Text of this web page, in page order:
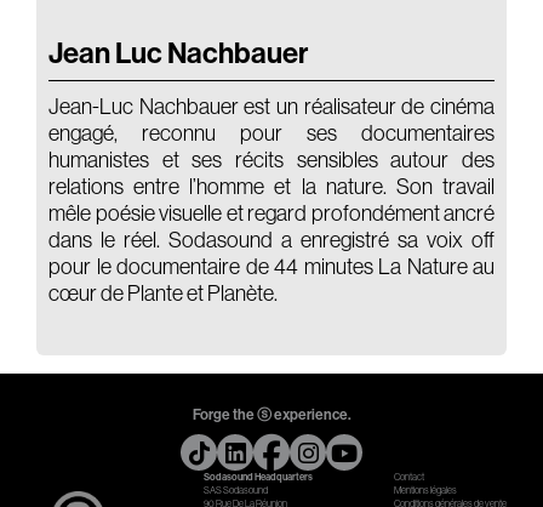
Jean Luc Nachbauer
Jean-Luc Nachbauer est un réalisateur de cinéma
engagé, reconnu pour ses documentaires
humanistes et ses récits sensibles autour des
relations entre l’homme et la nature. Son travail
mêle poésie visuelle et regard profondément ancré
dans le réel. Sodasound a enregistré sa voix off
pour le documentaire de 44 minutes La Nature au
cœur de Plante et Planète.
Forge the ⓢ experience.
Sodasound Headquarters
SAS Sodasound
90 Rue De La Réunion
Contact
Mentions légales
Conditions générales de vente